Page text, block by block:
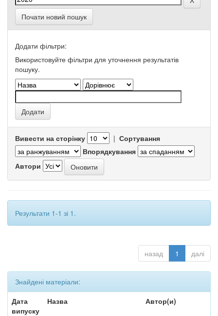
Почати новий пошук
Додати фільтри:
Використовуйте фільтри для уточнення результатів
пошуку.
Вивести на сторінку | Сортування
Впорядкування
Автори
Результати 1-1 зі 1.
назад 1 далі
Знайдені матеріали:
Дата
випуску
Назва Автор(и)